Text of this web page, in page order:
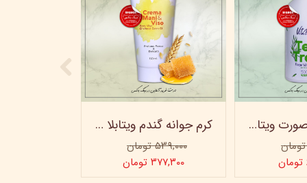
کرم جوانه گندم ویتابلا - تیوپی 60 میلی‌ لیتر
۵۳۹,۰۰۰ تومان
۳۷۷,۳۰۰ تومان
ژل شستشو صورت ویتابلا - 300 میلی لیتر